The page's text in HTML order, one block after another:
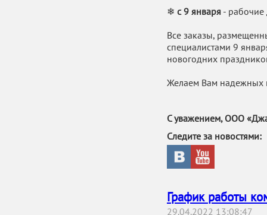
❄ с 9 января -
Все заказы,
специалистами 9
новогодних
Желаем Вам надежных
С уважением, ООО
Следите за новостями:
График работы
29.04.2022 13:08:47